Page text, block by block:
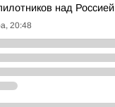
над Россией
20:48